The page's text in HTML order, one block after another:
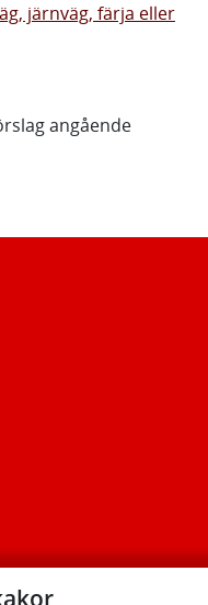
järnväg, färja eller
angående